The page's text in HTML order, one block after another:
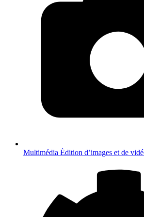
Multimédia Édition d’images et de